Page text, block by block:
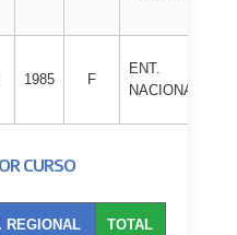
1985 F
ENT.
NACIONAL
CURSO
REGIONAL TOTAL